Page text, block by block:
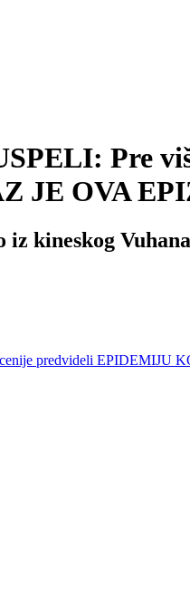
Pre
JE OVA
iz kineskog